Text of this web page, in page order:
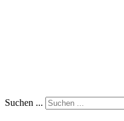
Suchen ...